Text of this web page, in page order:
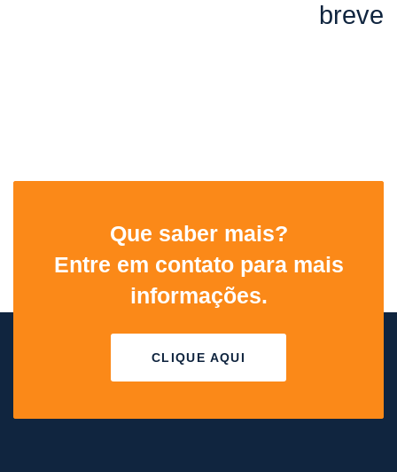
breve
Que saber mais?
Entre em contato para mais
informações.
CLIQUE AQUI